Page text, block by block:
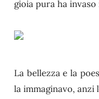
gioia pura ha
La bellezza e la
la immaginavo, anzi